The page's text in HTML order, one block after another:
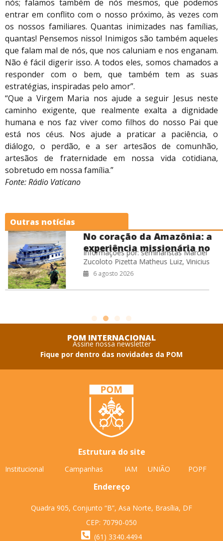
nós; falamos também de nós mesmos, que podemos
entrar em conflito com o nosso próximo, às vezes com
os nossos familiares. Quantas inimizades nas famílias,
quantas! Pensemos nisso! Inimigos são também aqueles
que falam mal de nós, que nos caluniam e nos enganam.
Não é fácil digerir isso. A todos eles, somos chamados a
responder com o bem, que também tem as suas
estratégias, inspiradas pelo amor”.
“Que a Virgem Maria nos ajude a seguir Jesus neste
caminho exigente, que realmente exalta a dignidade
humana e nos faz viver como filhos do nosso Pai que
está nos céus. Nos ajude a praticar a paciência, o
diálogo, o perdão, e a ser artesãos de comunhão,
artesãos de fraternidade em nossa vida cotidiana,
sobretudo em nossa família.”
Fonte: Rádio Vaticano
Outras notícias
a
no
Marciel
Vinicius
Cardoso
III Missão Jovem
Arquidiocesana
jovens no RJ
Encontro promoveu
celebração e
fortalecendo o
Sebastião do Rio de
POM INTERNACIONAL
Assine nossa newsletter
Fique por dentro das novidades da POM
Estrutura do site
Institucional Campanhas IAM UNIÃO POPF
Endereço
Quadra 905, Conjunto “B”, Asa Norte, Brasília, DF
CEP: 70790-050
(61) 3340.4494